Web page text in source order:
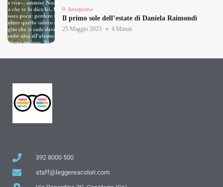
Anteprime
Il primo sole dell’estate di Daniela Raimondi
25 Maggio 2023 4 Minuti
392 8000 500
staff@leggereacolori.com